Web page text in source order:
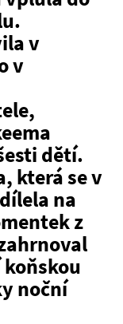
v
v
dětí.
která se v
na
z
noční